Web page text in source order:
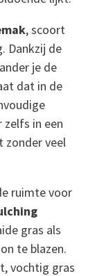
, scoort
Dankzij de
je de
dat in de
in een
zonder veel
ruimte voor
gras als
te blazen.
vochtig gras